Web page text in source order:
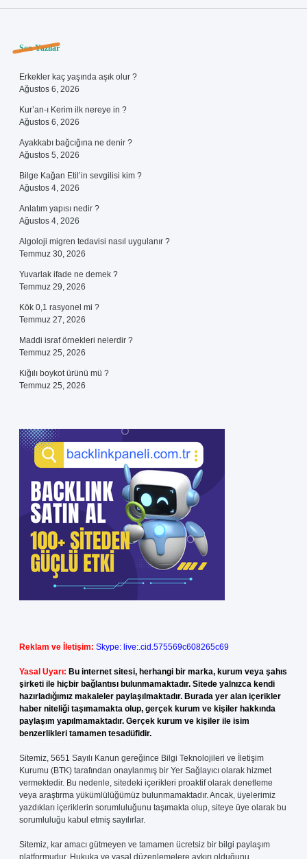
Sidebar
Son Yazılar
Erkekler kaç yaşında aşık olur ?
Ağustos 6, 2026
Kur’an-ı Kerim ilk nereye in ?
Ağustos 6, 2026
Ayakkabı bağcığına ne denir ?
Ağustos 5, 2026
Bilge Kağan Etil’in sevgilisi kim ?
Ağustos 4, 2026
Anlatım yapısı nedir ?
Ağustos 4, 2026
Algoloji migren tedavisi nasıl uygulanır ?
Temmuz 30, 2026
Yuvarlak ifade ne demek ?
Temmuz 29, 2026
Kök 0,1 rasyonel mi ?
Temmuz 27, 2026
Maddi israf örnekleri nelerdir ?
Temmuz 25, 2026
Kiğılı boykot ürünü mü ?
Temmuz 25, 2026
Reklam ve İletişim: Skype: live:.cid.575569c608265c69
Yasal Uyarı: Bu internet sitesi, herhangi bir marka, kurum veya şahıs
şirketi ile hiçbir bağlantısı bulunmamaktadır. Sitede yalnızca kendi
hazırladığımız makaleler paylaşılmaktadır. Burada yer alan içerikler
haber niteliği taşımamakta olup, gerçek kurum ve kişiler hakkında
paylaşım yapılmamaktadır. Gerçek kurum ve kişiler ile isim
benzerlikleri tamamen tesadüfidir.
Sitemiz, 5651 Sayılı Kanun gereğince Bilgi Teknolojileri ve İletişim
Kurumu (BTK) tarafından onaylanmış bir Yer Sağlayıcı olarak hizmet
vermektedir. Bu nedenle, sitedeki içerikleri proaktif olarak denetleme
veya araştırma yükümlülüğümüz bulunmamaktadır. Ancak, üyelerimiz
yazdıkları içeriklerin sorumluluğunu taşımakta olup, siteye üye olarak bu
sorumluluğu kabul etmiş sayılırlar.
Sitemiz, kar amacı gütmeyen ve tamamen ücretsiz bir bilgi paylaşım
platformudur. Hukuka ve yasal düzenlemelere aykırı olduğunu